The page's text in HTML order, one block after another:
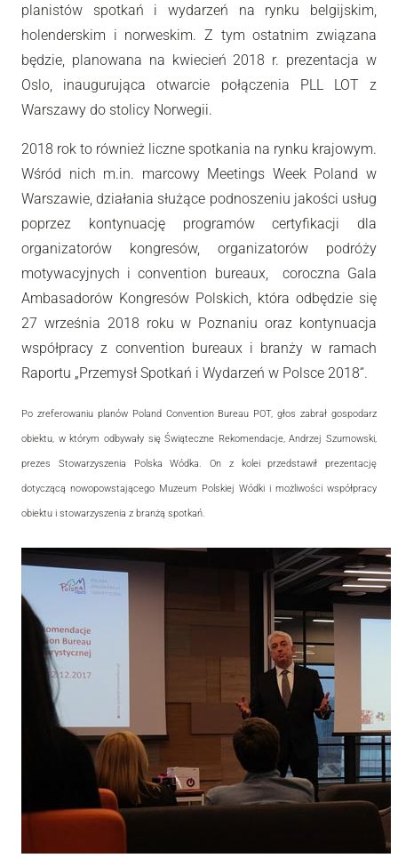
planistów spotkań i wydarzeń na rynku belgijskim,
holenderskim i norweskim. Z tym ostatnim związana
będzie, planowana na kwiecień 2018 r. prezentacja w
Oslo, inaugurująca otwarcie połączenia PLL LOT z
Warszawy do stolicy Norwegii.
2018 rok to również liczne spotkania na rynku krajowym.
Wśród nich m.in. marcowy Meetings Week Poland w
Warszawie, działania służące podnoszeniu jakości usług
poprzez kontynuację programów certyfikacji dla
organizatorów kongresów, organizatorów podróży
motywacyjnych i convention bureaux, coroczna Gala
Ambasadorów Kongresów Polskich, która odbędzie się
27 września 2018 roku w Poznaniu oraz kontynuacja
współpracy z convention bureaux i branży w ramach
Raportu „Przemysł Spotkań i Wydarzeń w Polsce 2018“.
Po zreferowaniu planów Poland Convention Bureau POT, głos zabrał gospodarz
obiektu, w którym odbywały się Świąteczne Rekomendacje, Andrzej Szumowski,
prezes Stowarzyszenia Polska Wódka. On z kolei przedstawił prezentację
dotyczącą nowopowstającego Muzeum Polskiej Wódki i możliwości współpracy
obiektu i stowarzyszenia z branżą spotkań.